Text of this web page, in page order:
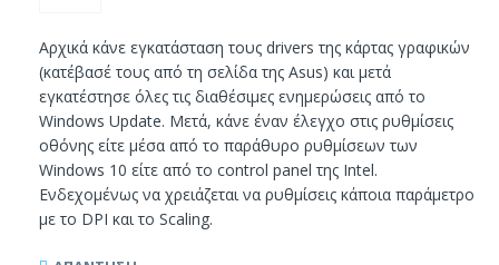
Αρχικά κάνε εγκατάσταση τους drivers της κάρτας γραφικών
(κατέβασέ τους από τη σελίδα της Asus) και μετά
εγκατέστησε όλες τις διαθέσιμες ενημερώσεις από το
Windows Update. Μετά, κάνε έναν έλεγχο στις ρυθμίσεις
οθόνης είτε μέσα από το παράθυρο ρυθμίσεων των
Windows 10 είτε από το control panel της Intel.
Ενδεχομένως να χρειάζεται να ρυθμίσεις κάποια παράμετρο
με το DPI και το Scaling.